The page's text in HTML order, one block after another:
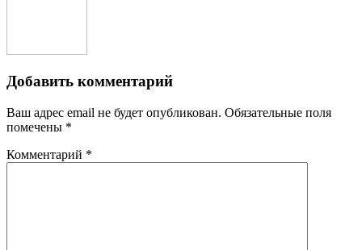
Добавить комментарий
Ваш адрес email не будет опубликован. Обязательные поля
помечены *
Комментарий *